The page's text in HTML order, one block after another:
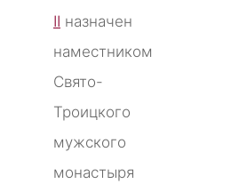
II назначен
наместником
Свято-
Троицкого
мужского
монастыря